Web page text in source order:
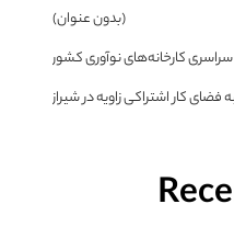
(بدون عنوان)
کارخانه‌های نوآوری کشور
کار اشتراکی زاویه در شیراز